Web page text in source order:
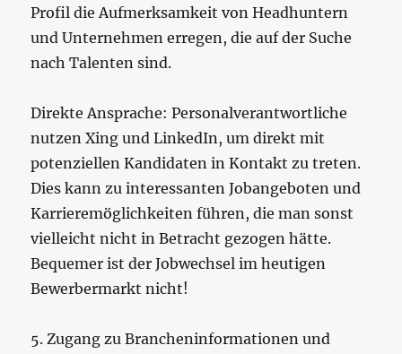
Profil die Aufmerksamkeit von Headhuntern
und Unternehmen erregen, die auf der Suche
nach Talenten sind.
Direkte Ansprache: Personalverantwortliche
nutzen Xing und LinkedIn, um direkt mit
potenziellen Kandidaten in Kontakt zu treten.
Dies kann zu interessanten Jobangeboten und
Karrieremöglichkeiten führen, die man sonst
vielleicht nicht in Betracht gezogen hätte.
Bequemer ist der Jobwechsel im heutigen
Bewerbermarkt nicht!
5. Zugang zu Brancheninformationen und